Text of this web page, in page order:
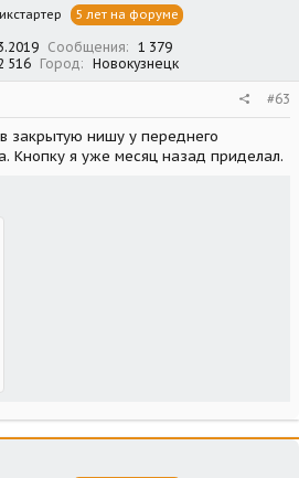
5 лет на форуме
Сообщения
1 379
516 Город Новокузнецк
#63
закрытую нишу у переднего
Кнопку я уже месяц назад приделал.